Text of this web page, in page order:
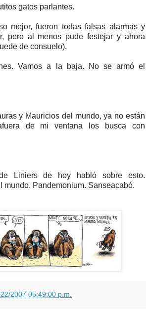
gatos parlantes.
mejor, fueron todas falsas alarmas y
pero al menos pude festejar y ahora
de consuelo).
Vamos a la baja. No se armó el
y Mauricios del mundo, ya no están
de mi ventana los busca con
Liniers de hoy habló sobre esto.
mundo. Pandemonium. Sanseacabó.
2007 05:49:00 p.m.